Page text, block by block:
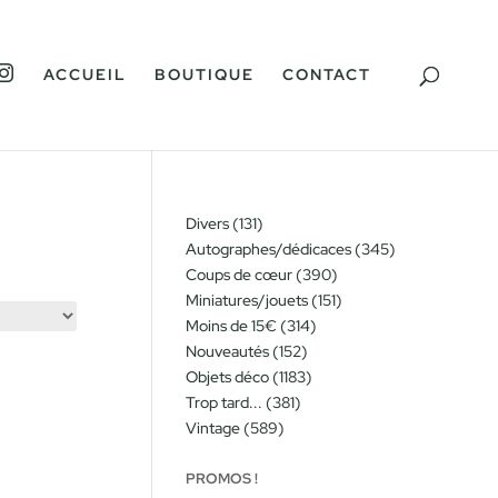
G
ACCUEIL BOUTIQUE CONTACT
Divers 131131
produits
Autographes/dédicaces 345345
Coups de cœur 390390
produits
Miniatures/jouets 151151
Moins de 15€ 314314
Nouveautés 152152
produits
Objets déco 11831183
Trop tard... 381381
Vintage 589589
PROMOS !